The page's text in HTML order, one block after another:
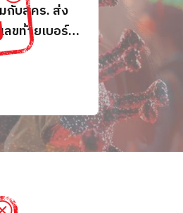
กับสคร. ส่ง
ลขท้ายเบอร์
างวัล